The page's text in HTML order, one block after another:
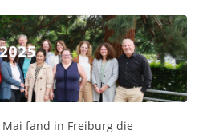
fand in Freiburg die